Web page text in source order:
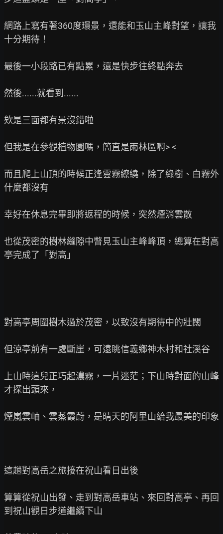
網路上寫有著360度環景，還能和玉山主峰對望，讓我
十分期待！
最後一小段路已有點累，還是快步往終點奔去
然後......就看到......
欸是三面都有景沒錯啦
但我是在參觀植物園嗎，簡直是雨林區啊> <
而且爬上山頂的時候正逢雲霧繚繞，除了綠樹、白霧外
什麼都沒有
幸好在休息完畢即將返程的時候，突然煙消雲散
也從茂密的樹林縫隙中瞥見玉山主峰峰頂，總算在對高
亭完成了「對高」
對高亭周圍樹木過於茂密，以致沒有期待中的壯闊
但涼亭前有一處斷崖，可遠眺信義鄉神木村和社溪谷
上山時這兒正巧起濃霧，一片迷茫；下山時對面的山峰
才探出頭來，
煙嵐雲岫、雲蒸霞蔚，是晴天的阿里山給我最美的印象
這趟對高岳之旅接在祝山看日出後
算算從祝山出發、走到對高岳車站、來回對高亭、再回
到祝山觀日步道繼續下山